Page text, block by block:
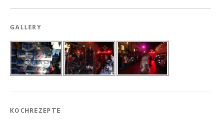
GALLERY
KOCHREZEPTE